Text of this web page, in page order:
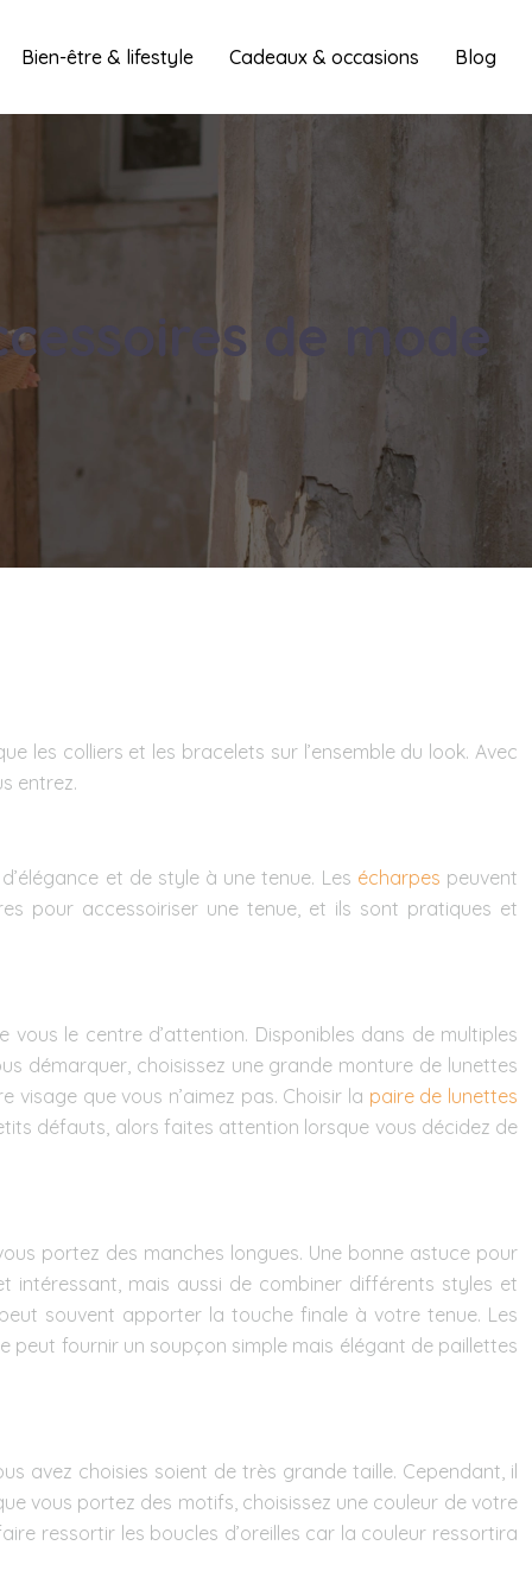
Bien-être & lifestyle Cadeaux & occasions Blog
de mode
les colliers et les bracelets sur l’ensemble du look. Avec
entrez.
et de style à une tenue. Les écharpes peuvent
pour accessoiriser une tenue, et ils sont pratiques et
le centre d’attention. Disponibles dans de multiples
démarquer, choisissez une grande monture de lunettes
que vous n’aimez pas. Choisir la paire de lunettes
défauts, alors faites attention lorsque vous décidez de
portez des manches longues. Une bonne astuce pour
mais aussi de combiner différents styles et
souvent apporter la touche finale à votre tenue. Les
peut fournir un soupçon simple mais élégant de paillettes
avez choisies soient de très grande taille. Cependant, il
vous portez des motifs, choisissez une couleur de votre
ressortir les boucles d’oreilles car la couleur ressortira